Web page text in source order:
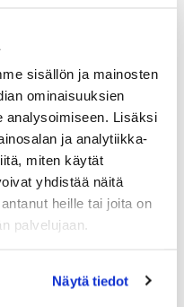
sisällön ja mainosten
ominaisuuksien
analysoimiseen. Lisäksi
ja analytiikka-
miten käytät
yhdistää näitä
heille tai joita on
palvelujaan.
Näytä tiedot